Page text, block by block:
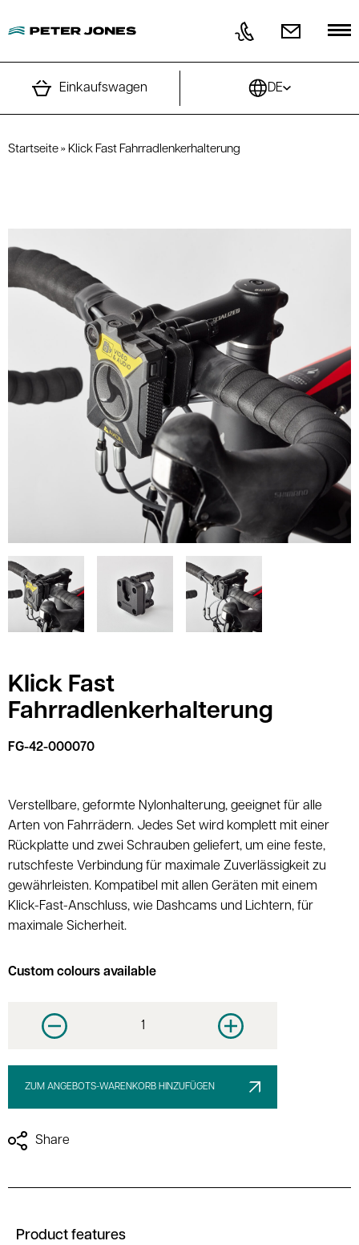
Einkaufswagen DE
Startseite » Klick Fast Fahrradlenkerhalterung
Klick Fast
Fahrradlenkerhalterung
FG-42-000070
Verstellbare, geformte Nylonhalterung, geeignet für alle
Arten von Fahrrädern. Jedes Set wird komplett mit einer
Rückplatte und zwei Schrauben geliefert, um eine feste,
rutschfeste Verbindung für maximale Zuverlässigkeit zu
gewährleisten. Kompatibel mit allen Geräten mit einem
Klick-Fast-Anschluss, wie Dashcams und Lichtern, für
maximale Sicherheit.
Custom colours available
Decrease quantity Increase quantity
ZUM ANGEBOTS-WARENKORB HINZUFÜGEN
Share
Product features